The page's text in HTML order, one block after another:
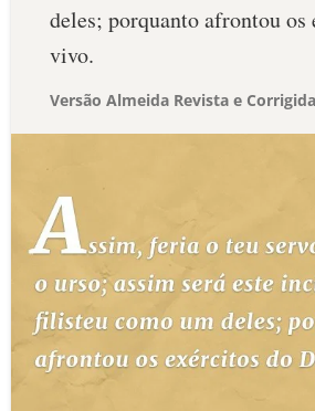
deles; porquanto afrontou os
vivo.
Versão Almeida Revista e Corrigida